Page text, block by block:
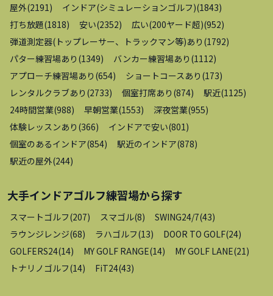
屋外(2191 ) インドア(シミュレーションゴルフ)(1843)
打ち放題(1818) 安い(2352) 広い(200ヤード超)(952)
弾道測定器(トップレーサー、トラックマン等)あり (1792)
パター練習場あり (1349) バンカー練習場あり (1112)
アプローチ練習場あり (654) ショートコースあり (173)
レンタルクラブあり (2733) 個室打席あり (874) 駅近(1125)
24時間営業(988) 早朝営業(1553) 深夜営業(955)
体験レッスンあり (366) インドアで安い(801 )
個室のあるインドア(854) 駅近のインドア(878)
駅近の屋外(244)
大手インドアゴルフ練習場から探す
スマートゴルフ(207) スマゴル(8) SWING24/7(43)
ラウンジレンジ(68) ラハゴルフ(13) DOOR TO GOLF(24)
GOLFERS24(14) MY GOLF RANGE(14) MY GOLF LANE(21 )
トナリノゴルフ(14) FiT24(43)